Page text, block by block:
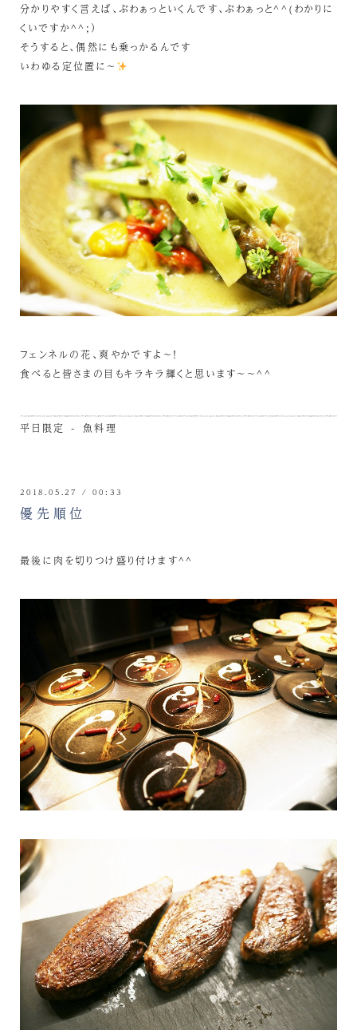
分かりやすく言えば、ぶわぁっといくんです、ぶわぁっと^^(わかりに
くいですか^^;）
そうすると、偶然にも乗っかるんです
いわゆる定位置に～
フェンネルの花、爽やかですよ～！
食べると皆さまの目もキラキラ輝くと思います～～^^
平日限定 - 魚料理
2018.05.27 / 00:33
優先順位
最後に肉を切りつけ盛り付けます^^